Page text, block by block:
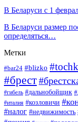
В Беларуси с 1
В Беларуси размер
определяться…
Метки
#bar24 #blizko
#брест
#гибель #дальнобойщик
#италия #козловичи
#налог #недвижимость